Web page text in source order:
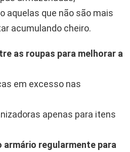
aquelas que não são mais
acumulando cheiro.
as roupas para melhorar a
em excesso nas
apenas para itens
armário regularmente para